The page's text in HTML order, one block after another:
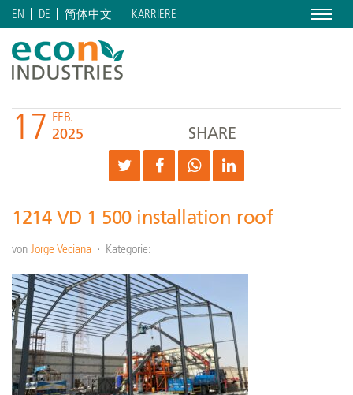
Menu
EN DE 简体中文 KARRIERE
17 FEB.
2025 SHARE
1214 VD 1 500 installation roof
von Jorge Veciana Kategorie: